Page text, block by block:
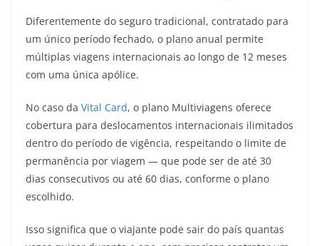
Diferentemente do seguro tradicional, contratado para
um único período fechado, o plano anual permite
múltiplas viagens internacionais ao longo de 12 meses
com uma única apólice.
No caso da Vital Card, o plano Multiviagens oferece
cobertura para deslocamentos internacionais ilimitados
dentro do período de vigência, respeitando o limite de
permanência por viagem — que pode ser de até 30
dias consecutivos ou até 60 dias, conforme o plano
escolhido.
Isso significa que o viajante pode sair do país quantas